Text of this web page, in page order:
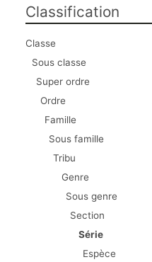
Classification
Classe
Sous classe
Super ordre
Ordre
Famille
Sous famille
Tribu
Genre
Sous genre
Section
Série
Espèce